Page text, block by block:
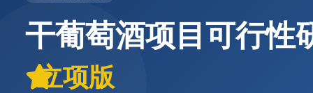
干葡萄酒项目可行性
立项版